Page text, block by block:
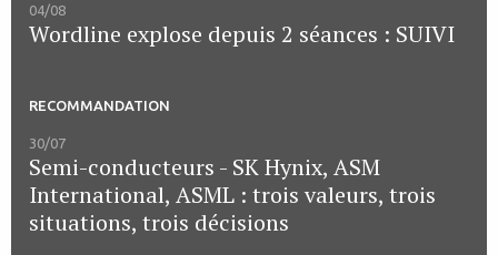
04/08
Wordline explose depuis 2 séances : SUIVI
RECOMMANDATION
30/07
Semi-conducteurs - SK Hynix, ASM
International, ASML : trois valeurs, trois
situations, trois décisions